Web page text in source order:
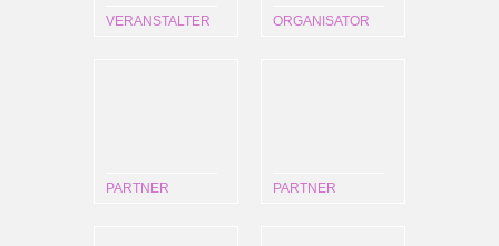
VERANSTALTER ORGANISATOR
PARTNER PARTNER